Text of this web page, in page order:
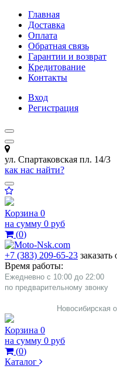
Главная
Доставка
Оплата
Обратная связь
Гарантии и возврат
Кредитование
Контакты
Вход
Регистрация
ул. Спартаковская пл. 14/3
как нас найти?
Корзина 0
на сумму 0 руб
(0)
+7 (383) 209-65-23
Время работы:
Ежедневно с 10:00 до 22:00
​по предварительному звонку
Новосибирская
Корзина 0
на сумму 0 руб
(0)
Каталог